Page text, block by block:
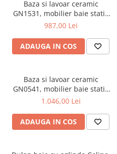
Baza si lavoar ceramic
GN1531, mobilier baie stativ
80 cm, front MDF, 3 usi, 2
picioare cromate reglabile,
alb
987,00 Lei
ADAUGA IN COS
Baza si lavoar ceramic
GN0541, mobilier baie stativ
60 cm, front MDF, 2 sertare,
alb
1.046,00 Lei
ADAUGA IN COS